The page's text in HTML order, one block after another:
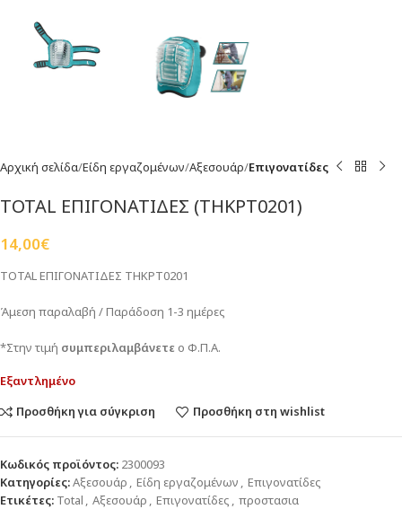
Αρχική σελίδα Είδη εργαζομένων Αξεσουάρ Επιγονατίδες
TOTAL ΕΠΙΓΟΝΑΤΙΔΕΣ (THKPT0201)
14,00€
TOTAL ΕΠΙΓΟΝΑΤΙΔΕΣ THKPT0201
Άμεση παραλαβή / Παράδοση 1-3 ημέρες
*Στην τιμή συμπεριλαμβάνετε ο Φ.Π.Α.
Εξαντλημένο
Προσθήκη για σύγκριση
Προσθήκη στη wishlist
Κωδικός προϊόντος: 2300093
Κατηγορίες:Αξεσουάρ Είδη εργαζομένων
Επιγονατίδες
Ετικέτες: Total Αξεσουάρ Επιγονατίδες προστασια